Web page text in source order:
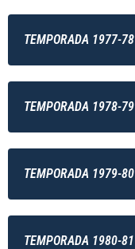
TEMPORADA 1977-78
TEMPORADA 1978-79
TEMPORADA 1979-80
TEMPORADA 1980-81